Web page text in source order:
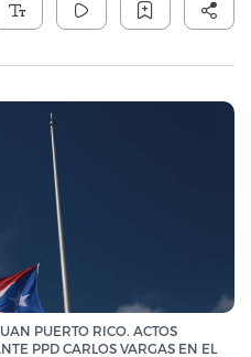
PUERTO RICO. ACTOS
PPD CARLOS VARGAS EN EL